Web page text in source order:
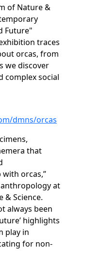
of Nature &
Future"
traces
orcas, from
we discover
complex social
dmns/orcas
that
orcas,”
at
& Science.
always been
highlights
play in
for non-